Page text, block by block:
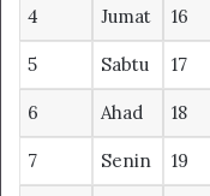
4 Jumat 16
5 Sabtu 17
6 Ahad 18
7 Senin 19